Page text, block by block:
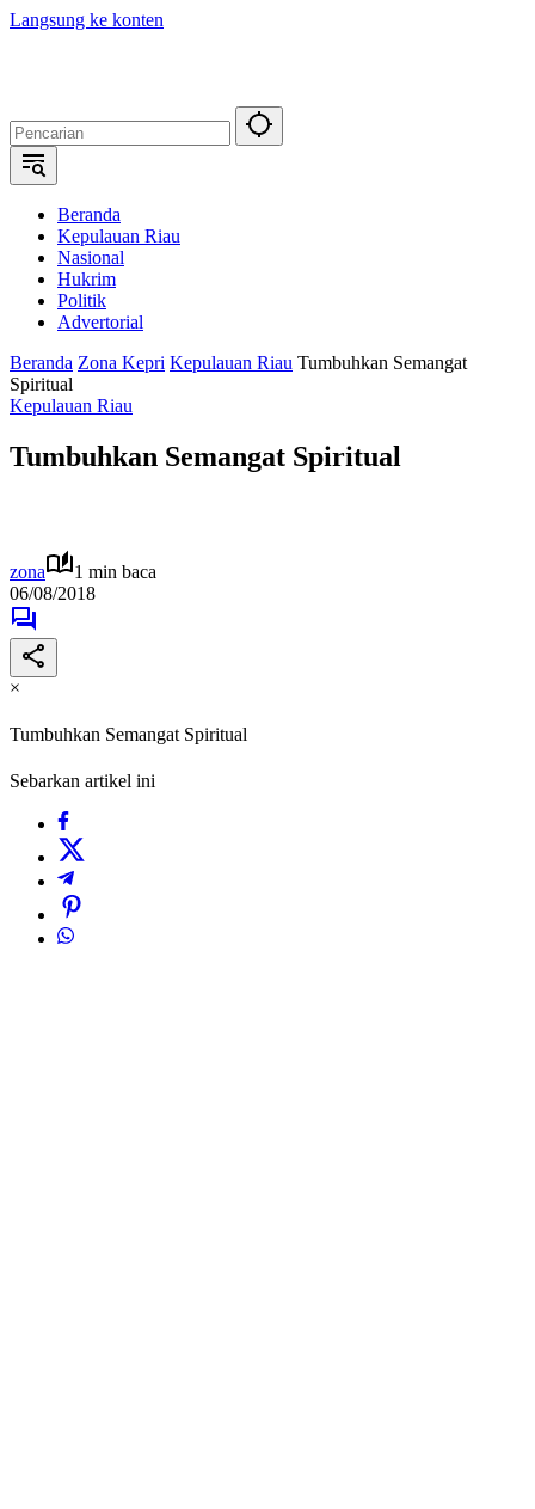
Langsung ke konten
Beranda
Kepulauan Riau
Nasional
Hukrim
Politik
Advertorial
Beranda Zona Kepri Kepulauan Riau Tumbuhkan Semangat
Spiritual
Kepulauan Riau
Tumbuhkan Semangat Spiritual
zona
1 min baca
06/08/2018
×
Tumbuhkan Semangat Spiritual
Sebarkan artikel ini